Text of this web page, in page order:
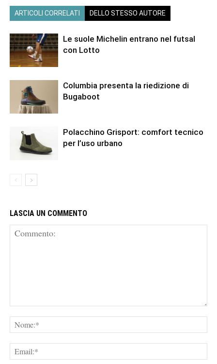
ARTICOLI CORRELATI DELLO STESSO AUTORE
Le suole Michelin entrano nel futsal
con Lotto
Columbia presenta la riedizione di
Bugaboot
Polacchino Grisport: comfort tecnico
per l’uso urbano
LASCIA UN COMMENTO